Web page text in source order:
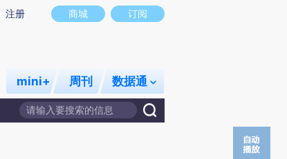
商城 订阅
注册
mini+ 周刊 数据通